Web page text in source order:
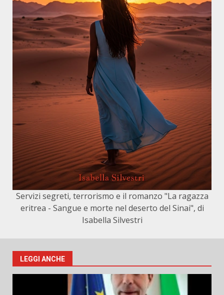
Servizi segreti, terrorismo e il romanzo "La ragazza
eritrea - Sangue e morte nel deserto del Sinai", di
Isabella Silvestri
LEGGI ANCHE